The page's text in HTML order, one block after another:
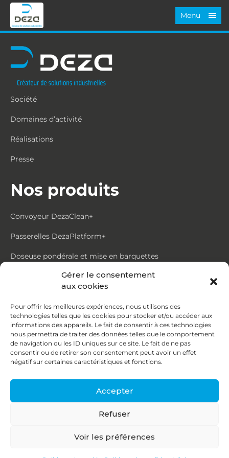
Gérer le consentement
aux cookies
Pour offrir les meilleures expériences, nous utilisons des
technologies telles que les cookies pour stocker et/ou accéder aux
informations des appareils. Le fait de consentir à ces technologies
nous permettra de traiter des données telles que le comportement
de navigation ou les ID uniques sur ce site. Le fait de ne pas
consentir ou de retirer son consentement peut avoir un effet
négatif sur certaines caractéristiques et fonctions.
Accepter
Refuser
Voir les préférences
Menu
Société
Domaines d’activité
Réalisations
Presse
Nos produits
Convoyeur DezaClean+
Passerelles DezaPlatform+
Doseuse pondérale et mise en barquettes
Trémie mouvante DezaMouv+
Contact
87, rue du Ruisseau
38070 St Quentin Fallavier
contact@deza.fr